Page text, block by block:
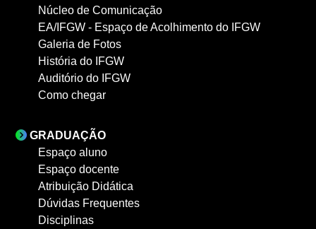
Núcleo de Comunicação
EA/IFGW - Espaço de Acolhimento do IFGW
Galeria de Fotos
História do IFGW
Auditório do IFGW
Como chegar
GRADUAÇÃO
Espaço aluno
Espaço docente
Atribuição Didática
Dúvidas Frequentes
Disciplinas